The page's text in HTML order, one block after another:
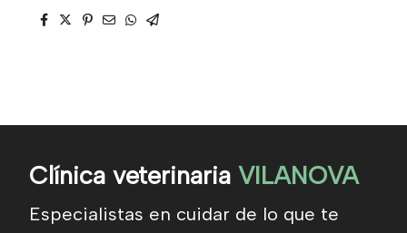
Clínica veterinaria VILANOVA
Especialistas en cuidar de lo que te